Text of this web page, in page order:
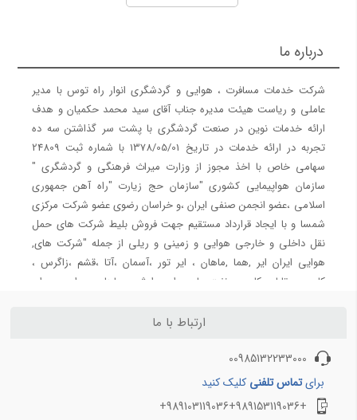
راهنمای سفارت آلمان
راهنمای وقت سفارت ایتالیا
راهنمای وقت سفارت اتریش
راهنمای وقت سفارت فرانسه
شرکت هواپیمایی پویا
شرکت هواپیمایی آوا
شرکت هواپیمایی آتا
شرکت هواپیمایی معراج
شرکت هواپیمایی قشم
شرکت هواپیمایی کیش ایر
شرکت های هواپیمایی 2
شرکت هواپیمایی وارش
شرکت هواپیمایی سپهران
شرکت هواپیمایی تابان
شرکت هواپیمایی ماهان
شرکت های هواپیمایی 3
هواپیمایی ایران ایرتور
قوانین هواپیمایی
درباره ما
شرکت خدمات مسافرت ، هوایی و گردشگری انوار راه توس با مدیر
عاملی و ریاست هیئت مدیره جناب آقای سید محمد حکمیان و هدف
ارائه خدمات نوین در صنعت گردشگری با پشت سر گذاشتن سه ده
تجربه در ارائه خدمات در تاریخ 1378/05/01 با شماره ثبت 24809
سهامی خاص با اخذ مجوز از وزارت میراث فرهنگی و گردشگری "
سازمان هواپیمایی کشوری "سازمان حج زیارت "راه آهن جمهوری
اسلامی ،عضو انجمن صنفی ایران ،و خراسان رضوی عضو شرکت مرکزی
شمسا و با ایجاد قرارداد مستقیم جهت فروش بلیط شرکت های حمل
نقل داخلی و خارجی هوایی و زمینی و ریلی از جمله "شرکت های,
هوایی ایران ایر ,هما ,ماهان ، ایر تور ،آسمان ،آتا ،قشم ،زاگرس ،
کاسپین، تابان، کارون ، نفت، پارس ایر ،وارش ، ساها ،سپهران ، معراج
آفرین , فدک , مسافری و باری جوپار ، نور الرضا ریل ترابر سبا ، پنج
سیستم فروش پروازهای سیستمی و چارتری را راه اندازی نمود. لطفا
در صورت بروز هرگونه مشکل با شماره تلفن های اعلام شده در انتهای
تماس حاصل نمایید. مدیریت 989103119036+
ارتباط با ما
00985132233000
برایتماس تلفنی کلیک کنید
+989103119036+989153119036+